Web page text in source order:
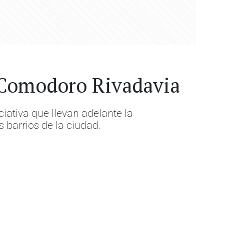
Rivadavia
que llevan adelante la
barrios de la ciudad.